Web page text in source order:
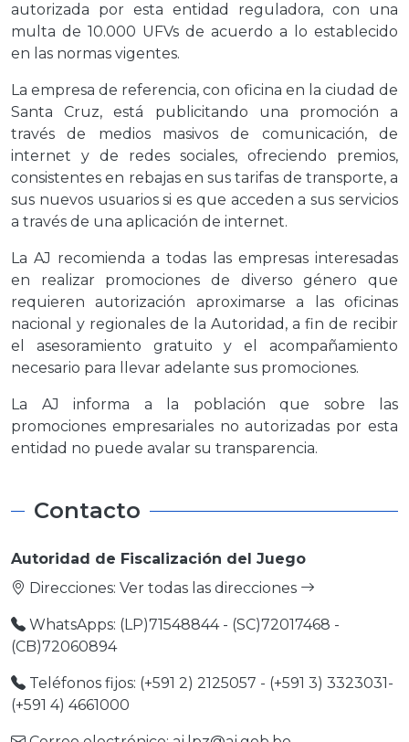
autorizada por esta entidad reguladora, con una
multa de 10.000 UFVs de acuerdo a lo establecido
en las normas vigentes.
La empresa de referencia, con oficina en la ciudad de
Santa Cruz, está publicitando una promoción a
través de medios masivos de comunicación, de
internet y de redes sociales, ofreciendo premios,
consistentes en rebajas en sus tarifas de transporte, a
sus nuevos usuarios si es que acceden a sus servicios
a través de una aplicación de internet.
La AJ recomienda a todas las empresas interesadas
en realizar promociones de diverso género que
requieren autorización aproximarse a las oficinas
nacional y regionales de la Autoridad, a fin de recibir
el asesoramiento gratuito y el acompañamiento
necesario para llevar adelante sus promociones.
La AJ informa a la población que sobre las
promociones empresariales no autorizadas por esta
entidad no puede avalar su transparencia.
Contacto
Autoridad de Fiscalización del Juego
Direcciones: Ver todas las direcciones
WhatsApps: (LP)71548844 - (SC)72017468 -
(CB)72060894
Teléfonos fijos: (+591 2) 2125057 - (+591 3) 3323031-
(+591 4) 4661000